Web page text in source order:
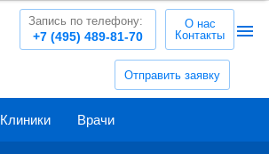
Отправить заявку
+7 (495) 489-81-70
Запись по телефону:
О нас
Контакты
Клиники Врачи